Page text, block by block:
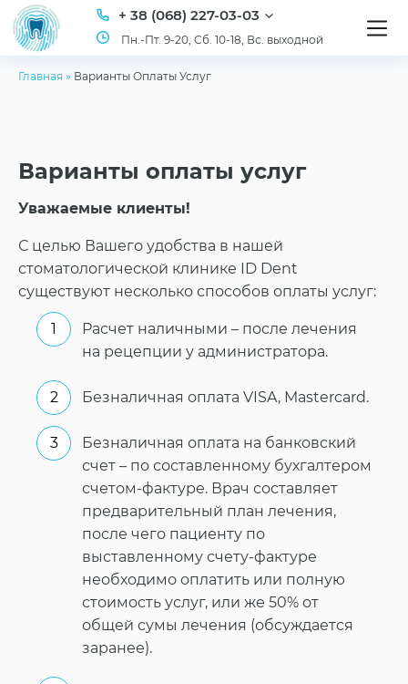
+ 38 (068) 227-03-03
Пн.-Пт. 9-20, Сб. 10-18, Вс. выходной
Главная » Варианты Оплаты Услуг
Варианты оплаты услуг
Уважаемые клиенты!
С целью Вашего удобства в нашей
стоматологической клинике ID Dent
существуют несколько способов оплаты услуг:
Расчет наличными – после лечения
на рецепции у администратора.
Безналичная оплата VISA, Mastercard.
Безналичная оплата на банковский
счет – по составленному бухгалтером
счетом-фактуре. Врач составляет
предварительный план лечения,
после чего пациенту по
выставленному счету-фактуре
необходимо оплатить или полную
стоимость услуг, или же 50% от
общей сумы лечения (обсуждается
заранее).